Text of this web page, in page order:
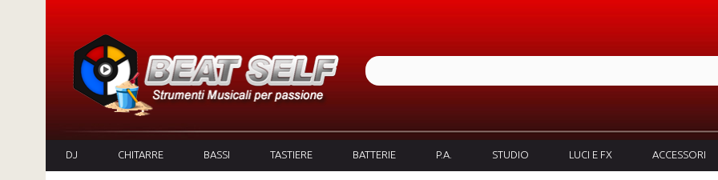
DJ CHITARRE BASSI TASTIERE BATTERIE P.A. STUDIO LUCI E FX ACCESSORI